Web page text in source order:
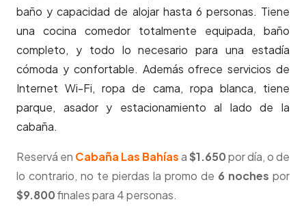
baño y capacidad de alojar hasta 6 personas. Tiene
una cocina comedor totalmente equipada, baño
completo, y todo lo necesario para una estadía
cómoda y confortable. Además ofrece servicios de
Internet Wi-Fi, ropa de cama, ropa blanca, tiene
parque, asador y estacionamiento al lado de la
cabaña.
Reservá en Cabaña Las Bahíasa $1.650por día, o de
lo contrario, no te pierdas la promo de 6 noches por
$9.800finales para 4 personas.